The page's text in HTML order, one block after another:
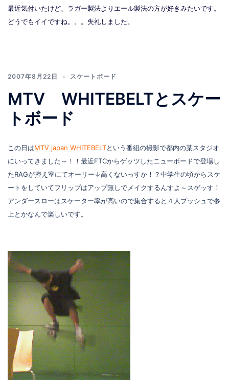
最近気付いたけど、ラガー製法よりエール製法の方が好きみたいです。
どうでもイイですね。。。失礼しました。
2007年8月22日 スケートボード
MTV WHITEBELTとスケー
トボード
この日はMTV japan WHITEBELTという番組の撮影で都内の某スタジオ
にいってきました～！！最近FTCからゲッツしたニューボードで登場し
たRAGが控え室にてオーリー↓高くないっすか！？中学生の頃からスケ
ートをしていてフリップはアップ無しでメイクするんすよ～スゲッす！
アンダースローはスケーター率が高いので集合すると４人プッシュで参
上とかなんで楽しいです。